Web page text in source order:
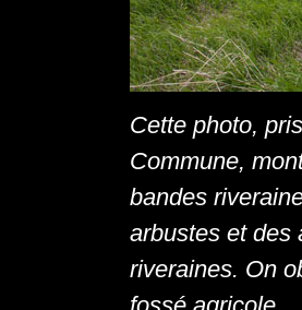
Cette photo,
Commune,
bandes
arbustes et des
riveraines. On